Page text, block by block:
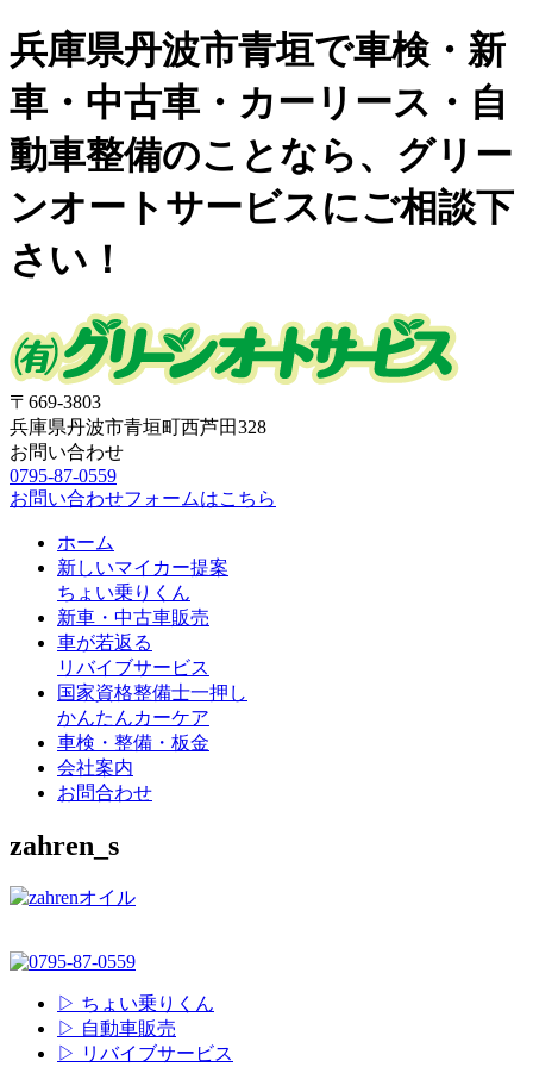
兵庫県丹波市青垣で車検・新
車・中古車・カーリース・自
動車整備のことなら、グリー
ンオートサービスにご相談下
さい！
〒669-3803
兵庫県丹波市青垣町西芦田328
お問い合わせ
0795-87-0559
お問い合わせフォームはこちら
ホーム
新しいマイカー提案
ちょい乗りくん
新車・中古車販売
車が若返る
リバイブサービス
国家資格整備士一押し
かんたんカーケア
車検・整備・板金
会社案内
お問合わせ
zahren_s
▷ ちょい乗りくん
▷ 自動車販売
▷ リバイブサービス